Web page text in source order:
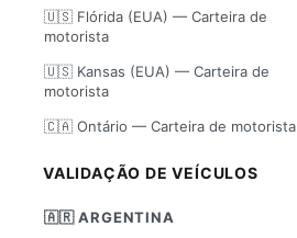
🇺🇸 Flórida (EUA) — Carteira de
motorista
🇺🇸 Kansas (EUA) — Carteira de
motorista
🇨🇦 Ontário — Carteira de motorista
VALIDAÇÃO DE VEÍCULOS
🇦🇷 ARGENTINA